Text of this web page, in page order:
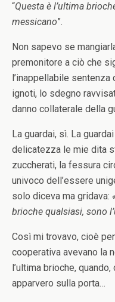
“Questa è l’ultima
messicano”.
Non sapevo se
premonitore a ciò che
l’inappellabile
ignoti, lo sdegno
danno collaterale della
La guardai, sì. La
delicatezza le mie dita
zuccherati, la fessura
univoco dell’essere
solo diceva ma gridava:
brioche qualsiasi, sono
Così mi trovavo, cioè
cooperativa avevano la
l’ultima brioche,
apparvero sulla porta…